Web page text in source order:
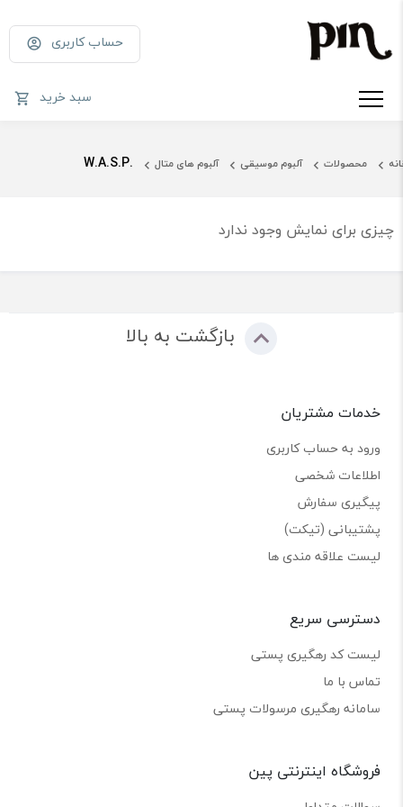
حساب کاربری
سبد خرید
محصولات آلبوم موسیقی آلبوم های متال .W.A.S.P
چیزی برای نمایش وجود ندارد
بازگشت به بالا
خدمات مشتریان
ورود به حساب کاربری
اطلاعات شخصی
پیگیری سفارش
پشتیبانی (تیکت)
لیست علاقه مندی ها
دسترسی سریع
لیست کد رهگیری پستی
تماس با ما
سامانه رهگیری مرسولات پستی
فروشگاه اینترنتی پین